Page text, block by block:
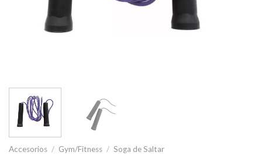
Accesorios / Gym/Fitness / Soga de Saltar